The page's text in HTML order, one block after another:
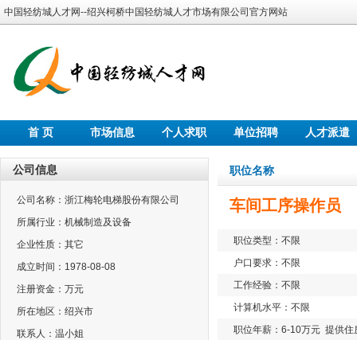
中国轻纺城人才网--绍兴柯桥中国轻纺城人才市场有限公司官方网站
首 页 市场信息 个人求职 单位招聘 人才派遣
公司信息
公司名称：浙江梅轮电梯股份有限公司
所属行业：机械制造及设备
企业性质：其它
成立时间：1978-08-08
注册资金：万元
所在地区：绍兴市
联系人：温小姐
职位名称
车间工序操作员
职位类型：不限
户口要求：不限
工作经验：不限
计算机水平：不限
职位年薪：6-10万元 提供住